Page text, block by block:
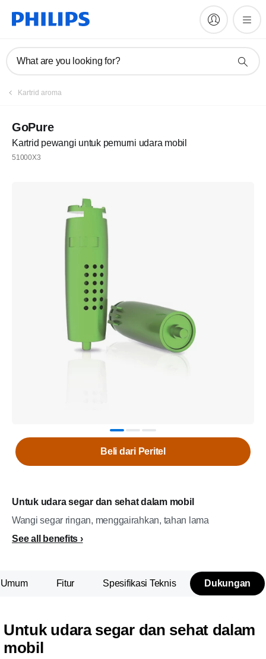
What are you looking for?
Kartrid aroma
GoPure
Kartrid pewangi untuk pemurni udara mobil
51000X3
Untuk udara segar dan sehat dalam mobil
Wangi segar ringan, menggairahkan, tahan lama
See all benefits
Beli dari Peritel
Fitur Spesifikasi Teknis Dukungan
Untuk udara segar dan sehat dalam
mobil